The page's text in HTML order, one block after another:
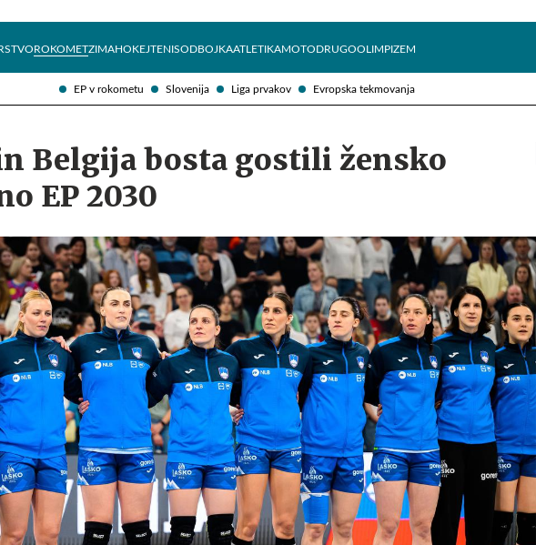
EP v rokometu Slovenija Liga prvakov Evropska tekmovanja
ROKOMETZIMAHOKEJTENISODBOJKAATLETIKAMOTODRUGOOLIMPIZEM
Belgija bosta gostili žensko
EP 2030